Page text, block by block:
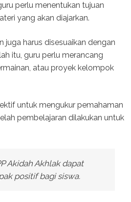
perlu menentukan tujuan
yang akan diajarkan.
harus disesuaikan dengan
itu, guru perlu merancang
atau proyek kelompok
untuk mengukur pemahaman
pembelajaran dilakukan untuk
Akidah Akhlak dapat
positif bagi siswa.